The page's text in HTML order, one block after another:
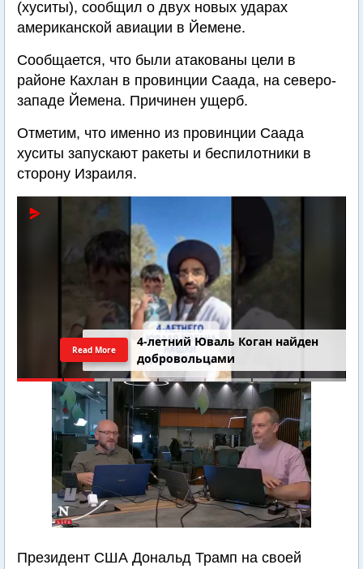
(хуситы), сообщил о двух новых ударах
американской авиации в Йемене.
Сообщается, что были атакованы цели в
районе Кахлан в провинции Саада, на северо-
западе Йемена. Причинен ущерб.
Отметим, что именно из провинции Саада
хуситы запускают ракеты и беспилотники в
сторону Израиля.
4-летний Юваль Коган найден
добровольцами
Read More
Президент США Дональд Трамп на своей